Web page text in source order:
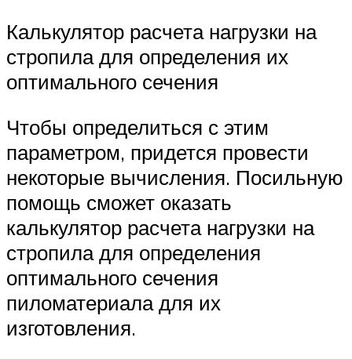
Калькулятор расчета нагрузки на
стропила для определения их
оптимального сечения
Чтобы определиться с этим
параметром, придется провести
некоторые вычисления. Посильную
помощь сможет оказать
калькулятор расчета нагрузки на
стропила для определения
оптимального сечения
пиломатериала для их
изготовления.